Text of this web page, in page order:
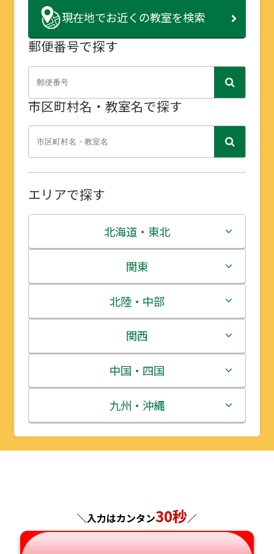
現在地でお近くの教室を検索
郵便番号で探す
市区町村名・教室名で探す
エリアで探す
北海道・東北
北海道
青森県
岩手県
宮城県
秋田県
山形県
関東
茨城県
栃木県
群馬県
埼玉県
千葉県
北陸・中部
新潟県
富山県
石川県
福井県
関西
三重県
滋賀県
京都府
中国・四国
鳥取県
島根県
九州・沖縄
福岡県
＼入力はカンタン30秒／